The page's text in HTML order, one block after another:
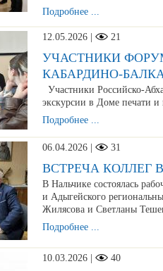
Подробнее ...
12.05.2026 | 21
УЧАСТНИКИ
КАБАРДИНО-
Участники Российско-
экскурсии в Доме печати и
Подробнее ...
06.04.2026 | 31
ВСТРЕЧА КОЛЛЕГ
В Нальчике состоялась
и Адыгейского
Жилясова и Светланы
Подробнее ...
10.03.2026 | 40